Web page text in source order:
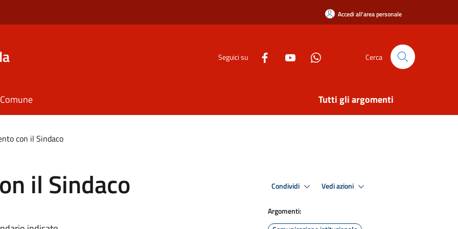
Accedi all'area personale
Seguici su Cerca
Tutti gli argomenti
con il Sindaco
il Sindaco Condividi Vedi azioni
Argomenti: